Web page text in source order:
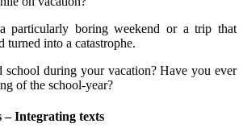
particularly boring weekend or a trip that
turned into a catastrophe.
school during your vacation? Have you ever
of the school-year?
– Integrating texts